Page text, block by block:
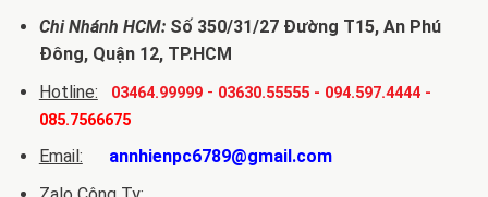
Chi Nhánh HCM:Số 350/31/27 Đường T15, An Phú
Đông, Quận 12, TP.HCM
Hotline:
03464.99999- 03630.55555- 094.597.4444-
085.7566675
Email:
annhienpc6789@gmail.com